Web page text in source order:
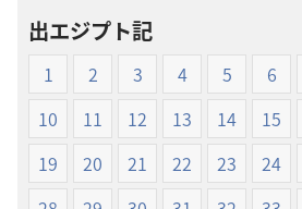
出エジプト記
1 2 3 4 5 6
10
11 12 13 14 15
19
20 21 22 23 24